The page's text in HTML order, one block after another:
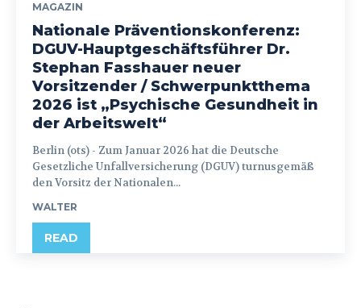
MAGAZIN
Nationale Präventionskonferenz:
DGUV-Hauptgeschäftsführer Dr.
Stephan Fasshauer neuer
Vorsitzender / Schwerpunktthema
2026 ist „Psychische Gesundheit in
der Arbeitswelt“
Berlin (ots) - Zum Januar 2026 hat die Deutsche
Gesetzliche Unfallversicherung (DGUV) turnusgemäß
den Vorsitz der Nationalen...
WALTER
READ